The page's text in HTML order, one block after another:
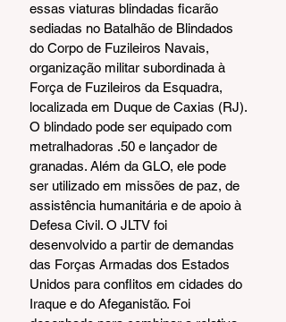
essas viaturas blindadas ficarão
sediadas no Batalhão de Blindados
do Corpo de Fuzileiros Navais,
organização militar subordinada à
Força de Fuzileiros da Esquadra,
localizada em Duque de Caxias (RJ).
O blindado pode ser equipado com
metralhadoras .50 e lançador de
granadas. Além da GLO, ele pode
ser utilizado em missões de paz, de
assistência humanitária e de apoio à
Defesa Civil. O JLTV foi
desenvolvido a partir de demandas
das Forças Armadas dos Estados
Unidos para conflitos em cidades do
Iraque e do Afeganistão. Foi